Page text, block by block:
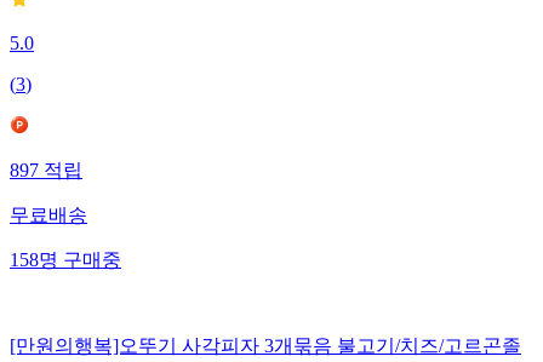
5.0
(3)
897적립
무료배송
158명구매중
[만원의행복]오뚜기 사각피자 3개묶음 불고기/치즈/고르곤졸